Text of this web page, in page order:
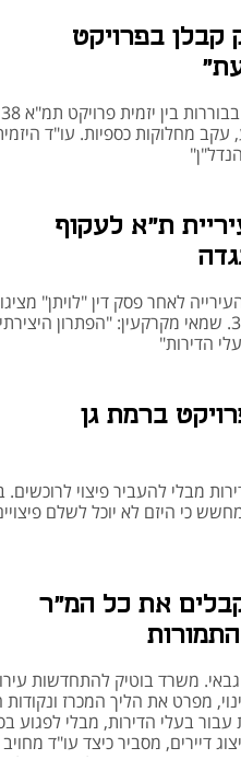
פרויקט ברחוב ז'בוטינסקי בגבעתיים שכלל גם פיתוח סביבתי, ואת ההתחדשות בעיר
קבלן בפרויקט
מרכז הנדל"ן: השופט בדימוס יעקב שינמן קבע בבוררות בין יזמית פרויקט תמ"א 38
מחלוקות כספיות. עו"ד
ת"א לעקוף
לאחר פסק דין "לויתן"
פרשנות מגבילה לזכויות הפטורות מכח תמ"א 38. שמאי מקרקעין: "הפתרון היצירתי
הדירות"
ברמת גן
מבלי להעביר פיצוי לרוכשים.
זמני על 2 מיליון שקל מחשש כי היזם לא יוכל לשלם
את כל המ"ר
משרד בוטיק להתחדשות
מפרט את הליך המכרז ונקודות
בעלי הדירות, מבלי לפגוע
דיירים, מסביר כיצד עו"ד